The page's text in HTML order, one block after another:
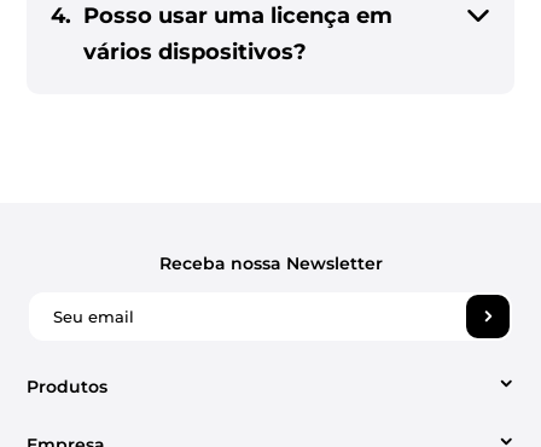
4. Posso usar uma licença em
vários dispositivos?
Produtos
Receba nossa Newsletter